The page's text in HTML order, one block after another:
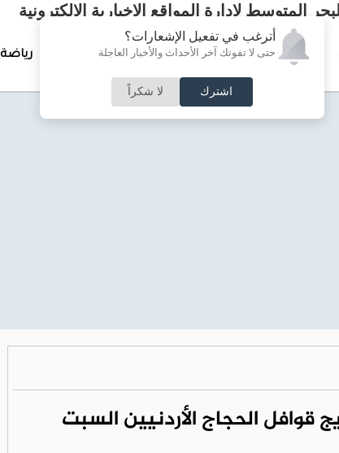
أترغب في تفعيل الإشعارات؟
حتى لا تفوتك آخر الأحداث والأخبار العاجلة
اشترك لا شكراً
البحر المتوسط لإدارة المواقع الإخبارية الالكترونية
تغطيات خاصة لقاء الأسبوع جرائم وحوادث رياضة
قوافل الحجاج الأردنيين السبت